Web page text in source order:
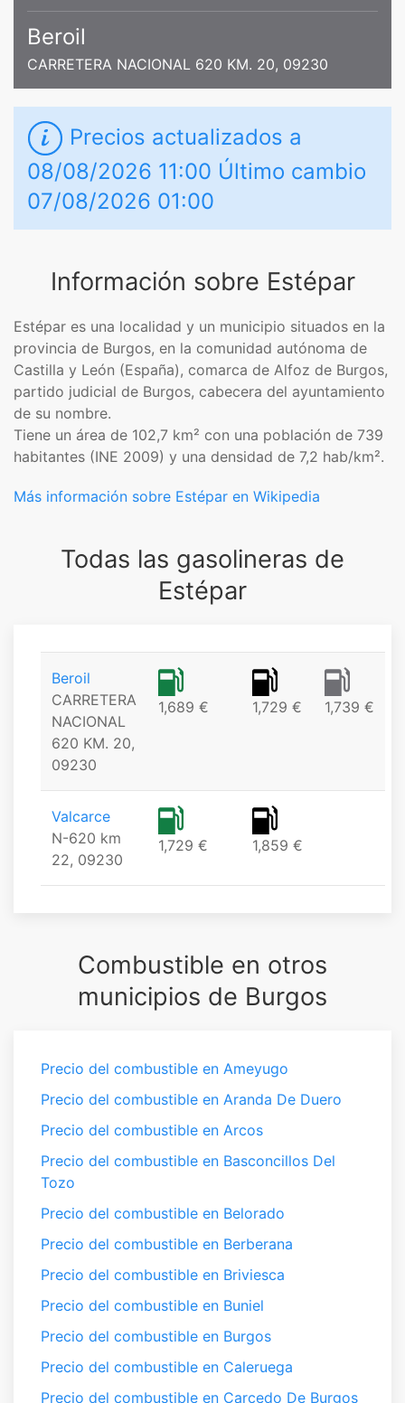
Beroil
CARRETERA NACIONAL 620 KM. 20, 09230
Precios actualizados a
08/08/2026 11:00 Último cambio
07/08/2026 01:00
Información sobre Estépar
Estépar es una localidad y un municipio​ situados en la
provincia de Burgos, en la comunidad autónoma de
Castilla y León (España), comarca de Alfoz de Burgos,
partido judicial de Burgos, cabecera del ayuntamiento
de su nombre.
Tiene un área de 102,7 km² con una población de 739
habitantes (INE 2009) y una densidad de 7,2 hab/km².
Más información sobre Estépar en Wikipedia
Todas las gasolineras de
Estépar
Beroil
CARRETERA
NACIONAL
620 KM. 20,
09230
1,689 € 1,729 € 1,739 €
Valcarce
N-620 km
22, 09230
1,729 € 1,859 €
Combustible en otros
municipios de Burgos
Precio del combustible en Ameyugo
Precio del combustible en Aranda De Duero
Precio del combustible en Arcos
Precio del combustible en Basconcillos Del
Tozo
Precio del combustible en Belorado
Precio del combustible en Berberana
Precio del combustible en Briviesca
Precio del combustible en Buniel
Precio del combustible en Burgos
Precio del combustible en Caleruega
Precio del combustible en Carcedo De Burgos